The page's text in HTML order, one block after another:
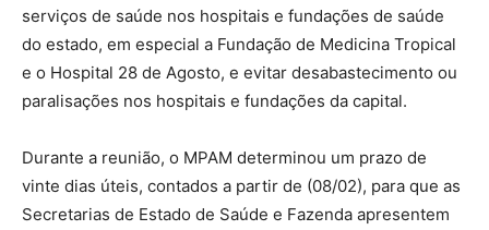
serviços de saúde nos hospitais e fundações de saúde
do estado, em especial a Fundação de Medicina Tropical
e o Hospital 28 de Agosto, e evitar desabastecimento ou
paralisações nos hospitais e fundações da capital.
Durante a reunião, o MPAM determinou um prazo de
vinte dias úteis, contados a partir de (08/02), para que as
Secretarias de Estado de Saúde e Fazenda apresentem